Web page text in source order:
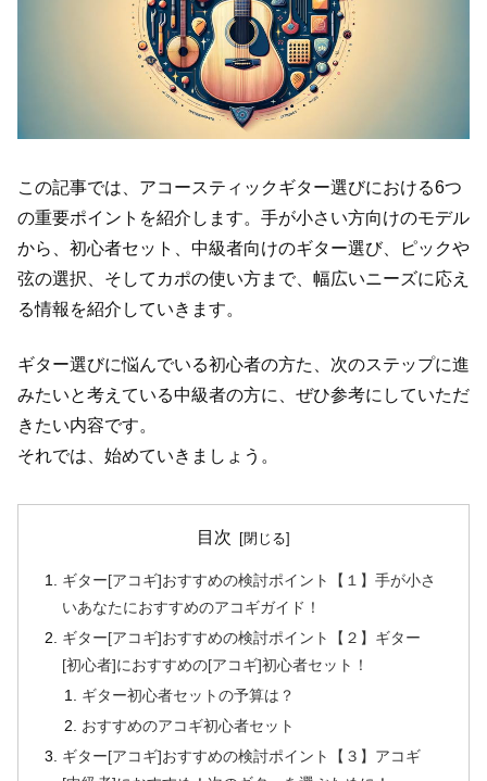
この記事では、アコースティックギター選びにおける6つ
の重要ポイントを紹介します。手が小さい方向けのモデル
から、初心者セット、中級者向けのギター選び、ピックや
弦の選択、そしてカポの使い方まで、幅広いニーズに応え
る情報を紹介していきます。
ギター選びに悩んでいる初心者の方た、次のステップに進
みたいと考えている中級者の方に、ぜひ参考にしていただ
きたい内容です。
それでは、始めていきましょう。
目次
ギター[アコギ]おすすめの検討ポイント【１】手が小さ
いあなたにおすすめのアコギガイド！
ギター[アコギ]おすすめの検討ポイント【２】ギター
[初心者]におすすめの[アコギ]初心者セット！
ギター初心者セットの予算は？
おすすめのアコギ初心者セット
ギター[アコギ]おすすめの検討ポイント【３】アコギ